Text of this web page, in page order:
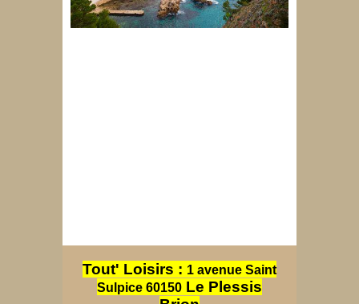
Tout' Loisirs : 1 avenue Saint
Sulpice 60150 Le Plessis